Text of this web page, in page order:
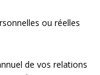
ou réelles
de vos relations